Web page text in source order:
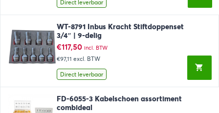
Direct leverbaar
WT-8791 Inbus Kracht Stiftdoppenset
3/4″ | 9-delig
€117,50 incl. BTW
€97,11 excl. BTW
Direct leverbaar
FD-6055-3 Kabelschoen assortiment
combideal